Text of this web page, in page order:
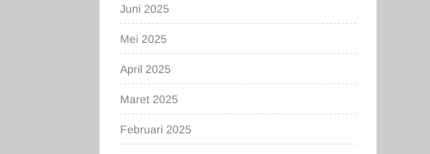
Juni 2025
Mei 2025
April 2025
Maret 2025
Februari 2025